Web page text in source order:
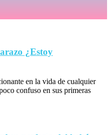
¿Estoy
en la vida de cualquier
confuso en sus primeras